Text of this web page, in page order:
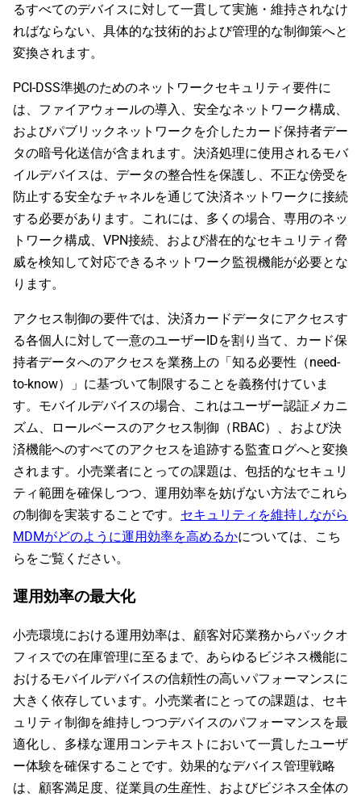
るすべてのデバイスに対して一貫して実施・維持されなけ
ればならない、具体的な技術的および管理的な制御策へと
変換されます。
PCI-DSS準拠のためのネットワークセキュリティ要件に
は、ファイアウォールの導入、安全なネットワーク構成、
およびパブリックネットワークを介したカード保持者デー
タの暗号化送信が含まれます。決済処理に使用されるモバ
イルデバイスは、データの整合性を保護し、不正な傍受を
防止する安全なチャネルを通じて決済ネットワークに接続
する必要があります。これには、多くの場合、専用のネッ
トワーク構成、VPN接続、および潜在的なセキュリティ脅
威を検知して対応できるネットワーク監視機能が必要とな
ります。
アクセス制御の要件では、決済カードデータにアクセスす
る各個人に対して一意のユーザーIDを割り当て、カード保
持者データへのアクセスを業務上の「知る必要性（need-
to-know）」に基づいて制限することを義務付けていま
す。モバイルデバイスの場合、これはユーザー認証メカニ
ズム、ロールベースのアクセス制御（RBAC）、および決
済機能へのすべてのアクセスを追跡する監査ログへと変換
されます。小売業者にとっての課題は、包括的なセキュリ
ティ範囲を確保しつつ、運用効率を妨げない方法でこれら
の制御を実装することです。 セキュリティを維持しながら
MDMがどのように運用効率を高めるかについては、こち
らをご覧ください。
運用効率の最大化
小売環境における運用効率は、顧客対応業務からバックオ
フィスでの在庫管理に至るまで、あらゆるビジネス機能に
おけるモバイルデバイスの信頼性の高いパフォーマンスに
大きく依存しています。小売業者にとっての課題は、セキ
ュリティ制御を維持しつつデバイスのパフォーマンスを最
適化し、多様な運用コンテキストにおいて一貫したユーザ
ー体験を確保することです。効果的なデバイス管理戦略
は、顧客満足度、従業員の生産性、およびビジネス全体の